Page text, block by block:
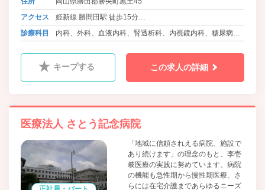
アクセス
姫新線 勝間田駅 徒歩15分
バス 勝央町ふれあいバス さとう記念病院前
診療科目
内科、外科、血液内科、腎透析科、内視鏡内科、糖尿病内
キープする この求人の詳細
医療法人 さとう記念病院
「地域に信頼されえる病院、施設で
あり続けます」の理念のもと、李壱
岐医療の実践に努めています。病院
の機能も急性期から慢性期医療、さ
らには在宅介護まであらゆるニーズ